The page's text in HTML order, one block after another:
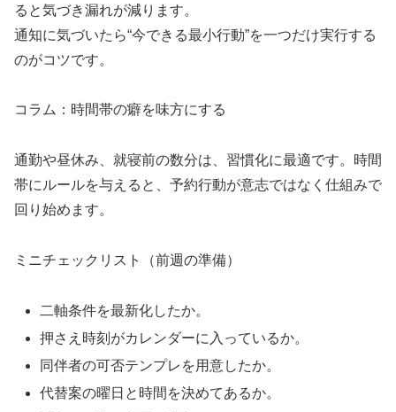
ると気づき漏れが減ります。
通知に気づいたら“今できる最小行動”を一つだけ実行する
のがコツです。
コラム：時間帯の癖を味方にする
通勤や昼休み、就寝前の数分は、習慣化に最適です。時間
帯にルールを与えると、予約行動が意志ではなく仕組みで
回り始めます。
ミニチェックリスト（前週の準備）
二軸条件を最新化したか。
押さえ時刻がカレンダーに入っているか。
同伴者の可否テンプレを用意したか。
代替案の曜日と時間を決めてあるか。